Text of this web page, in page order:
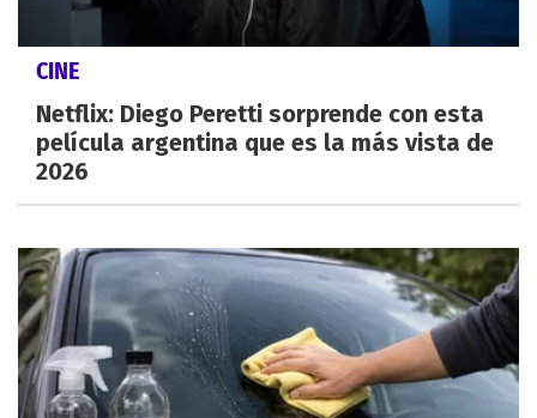
CINE
Netflix: Diego Peretti sorprende con esta
película argentina que es la más vista de
2026